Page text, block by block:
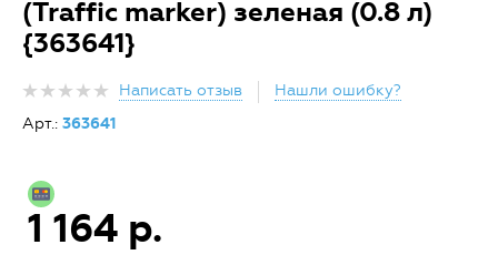
(Traffic marker) зеленая (0.8 л)
{363641}
Написать отзыв
Нашли ошибку?
Арт.: 363641
1 164 р.